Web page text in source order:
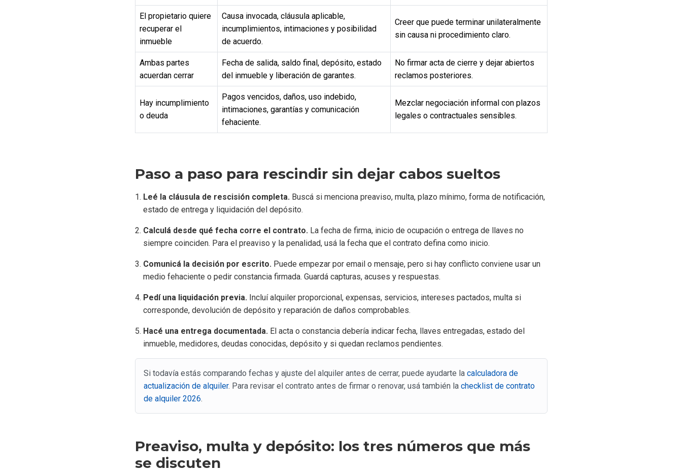
El propietario quiere
recuperar el
inmueble
Causa invocada, cláusula aplicable,
incumplimientos, intimaciones y posibilidad
de acuerdo.
Creer que puede terminar unilateralmente
sin causa ni procedimiento claro.
Ambas partes
acuerdan cerrar
Fecha de salida, saldo final, depósito, estado
del inmueble y liberación de garantes.
No firmar acta de cierre y dejar abiertos
reclamos posteriores.
Hay incumplimiento
o deuda
Pagos vencidos, daños, uso indebido,
intimaciones, garantías y comunicación
fehaciente.
Mezclar negociación informal con plazos
legales o contractuales sensibles.
Paso a paso para rescindir sin dejar cabos sueltos
Leé la cláusula de rescisión completa. Buscá si menciona preaviso, multa, plazo mínimo, forma de notificación,
estado de entrega y liquidación del depósito.
Calculá desde qué fecha corre el contrato. La fecha de firma, inicio de ocupación o entrega de llaves no
siempre coinciden. Para el preaviso y la penalidad, usá la fecha que el contrato defina como inicio.
Comunicá la decisión por escrito. Puede empezar por email o mensaje, pero si hay conflicto conviene usar un
medio fehaciente o pedir constancia firmada. Guardá capturas, acuses y respuestas.
Pedí una liquidación previa. Incluí alquiler proporcional, expensas, servicios, intereses pactados, multa si
corresponde, devolución de depósito y reparación de daños comprobables.
Hacé una entrega documentada. El acta o constancia debería indicar fecha, llaves entregadas, estado del
inmueble, medidores, deudas conocidas, depósito y si quedan reclamos pendientes.
Si todavía estás comparando fechas y ajuste del alquiler antes de cerrar, puede ayudarte la calculadora de
actualización de alquiler. Para revisar el contrato antes de firmar o renovar, usá también la checklist de contrato
de alquiler 2026.
Preaviso, multa y depósito: los tres números que más
se discuten